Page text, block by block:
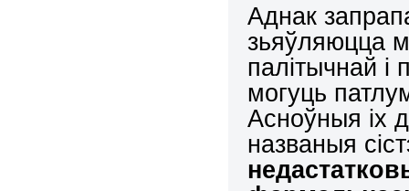
Аднак
зьяўляюцца
палітычнай і
могуць
Асноўныя іх
названыя